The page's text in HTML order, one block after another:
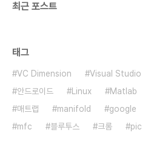
최근 포스트
태그
VC Dimension Visual Studio
안드로이드
Linux Matlab
매트랩
manifold google
mfc
블루투스 크롬 pic